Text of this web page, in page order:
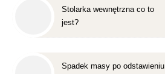
Stolarka wewnętrzna co to
jest?
Spadek masy po odstawieniu